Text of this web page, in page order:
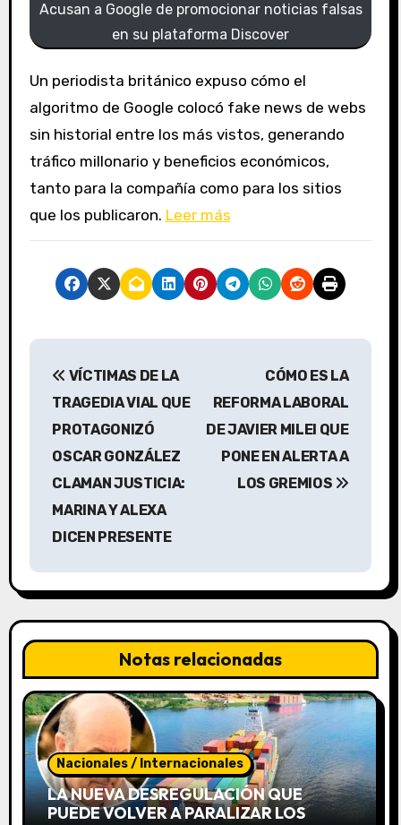
Acusan a Google de promocionar noticias falsas
en su plataforma Discover
Un periodista británico expuso cómo el
algoritmo de Google colocó fake news de webs
sin historial entre los más vistos, generando
tráfico millonario y beneficios económicos,
tanto para la compañía como para los sitios
que los publicaron. Leer más
N
c
i
ó
n
d
e
e
VÍCTIMAS DE LA
TRAGEDIA VIAL QUE
PROTAGONIZÓ
OSCAR GONZÁLEZ
CLAMAN JUSTICIA:
MARINA Y ALEXA
DICEN PRESENTE
CÓMO ES LA
REFORMA LABORAL
DE JAVIER MILEI QUE
PONE EN ALERTA A
LOS GREMIOS
Notas relacionadas
Nacionales / Internacionales
LA NUEVA DESREGULACIÓN QUE
PUEDE VOLVER A PARALIZAR LOS